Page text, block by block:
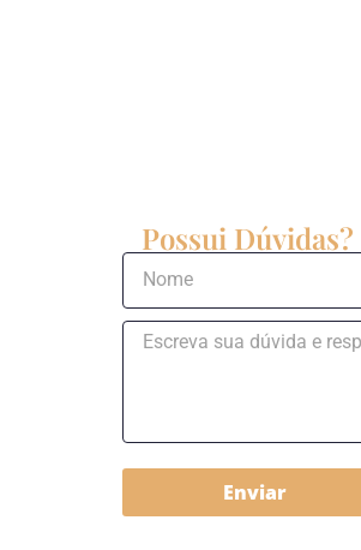
Possui
Enviar